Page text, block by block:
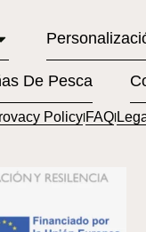
De Pesca
PolicylFAQl